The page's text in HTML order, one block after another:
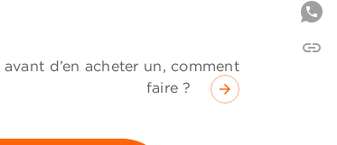
d’en acheter un, comment
faire ?
arrow_forward
link